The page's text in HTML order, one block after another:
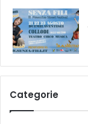
Categorie